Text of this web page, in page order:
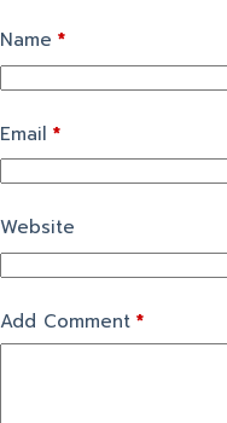
Name *
Email *
Website
Add Comment *